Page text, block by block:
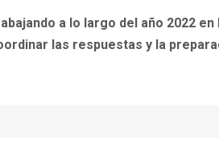
a lo largo del año 2022
las respuestas y la